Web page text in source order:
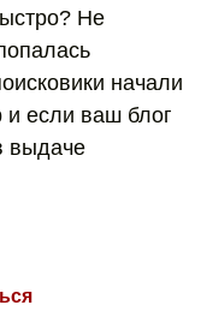
Не
начали
и если ваш блог
выдаче